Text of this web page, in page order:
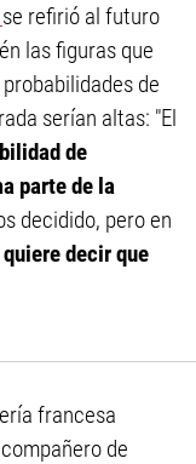
se refirió al futuro
las figuras que
de
serían altas: "El
de
parte de la
decidido, pero en
decir que
francesa
de